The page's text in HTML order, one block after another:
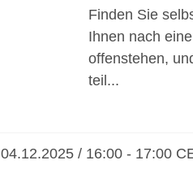
Finden Sie
Ihnen nach
offenstehen,
teil...
04.12.2025 / 16:00 - 17:00